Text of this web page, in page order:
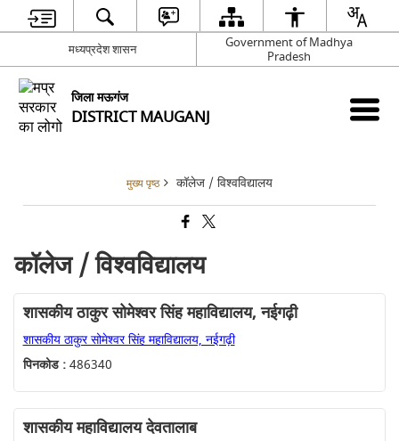
मध्यप्रदेश शासन
Government of Madhya
Pradesh
जिला मऊगंज
DISTRICT MAUGANJ
मुख्य पृष्ठ कॉलेज / विश्वविद्यालय
कॉलेज / विश्वविद्यालय
शासकीय ठाकुर सोमेश्वर सिंह महाविद्यालय, नईगढ़ी
शासकीय ठाकुर सोमेश्वर सिंह महाविद्यालय, नईगढ़ी
पिनकोड :486340
शासकीय महाविद्यालय देवतालाब